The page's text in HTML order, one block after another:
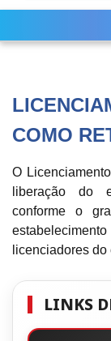
COMO
O
liberação do
conforme o
licenciadores
LINKS